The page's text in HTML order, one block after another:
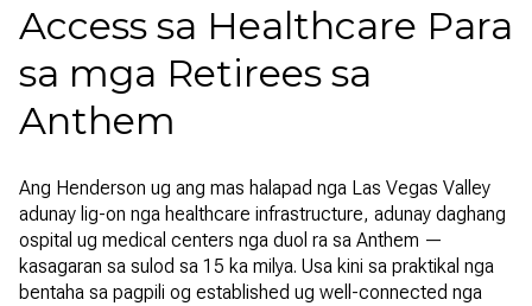
Access sa Healthcare Para
sa mga Retirees sa
Anthem
Ang Henderson ug ang mas halapad nga Las Vegas Valley
adunay lig-on nga healthcare infrastructure, adunay daghang
ospital ug medical centers nga duol ra sa Anthem —
kasagaran sa sulod sa 15 ka milya. Usa kini sa praktikal nga
bentaha sa pagpili og established ug well-connected nga